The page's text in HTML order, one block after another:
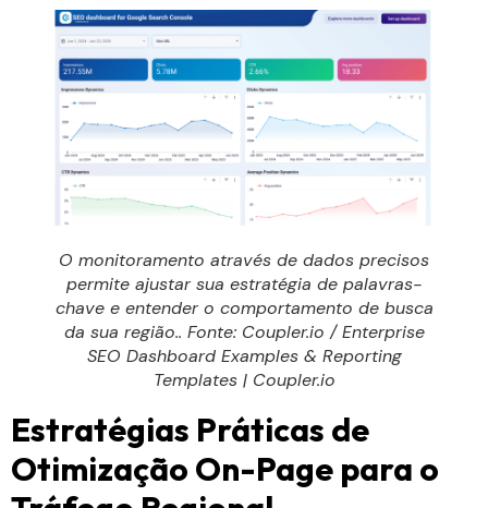
O monitoramento através de dados precisos
permite ajustar sua estratégia de palavras-
chave e entender o comportamento de busca
da sua região.. Fonte: Coupler.io / Enterprise
SEO Dashboard Examples & Reporting
Templates | Coupler.io
Estratégias Práticas de
Otimização On-Page para o